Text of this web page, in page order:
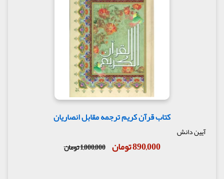
کتاب قرآن کریم ترجمه مقابل انصاریان
آیین دانش
890,000 تومان 1,000,000 تومان